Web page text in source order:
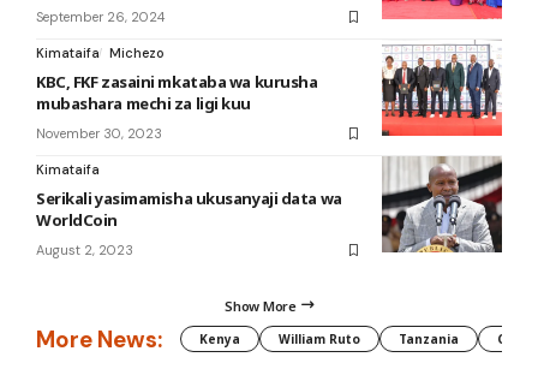
September 26, 2024
Kimataifa Michezo
KBC, FKF zasaini mkataba wa kurusha
mubashara mechi za ligi kuu
November 30, 2023
Kimataifa
Serikali yasimamisha ukusanyaji data wa
WorldCoin
August 2, 2023
Show More
More News: Kenya William Ruto Tanzania CAF